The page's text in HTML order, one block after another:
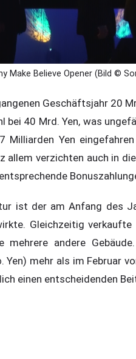
Make Believe Opener (Bild ©
Geschäftsjahr 20
40 Mrd. Yen, was
Milliarden Yen
allem verzichten auch in
ist der am Anfang des
Gleichzeitig verkaufte
mehrere andere
Yen) mehr als im Februar
einen entscheidenden